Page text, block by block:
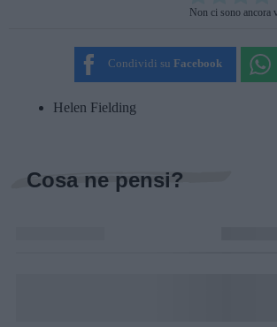
SUBMIT
Non ci sono ancora
Condividi su Facebook
Helen Fielding
Cosa ne pensi?